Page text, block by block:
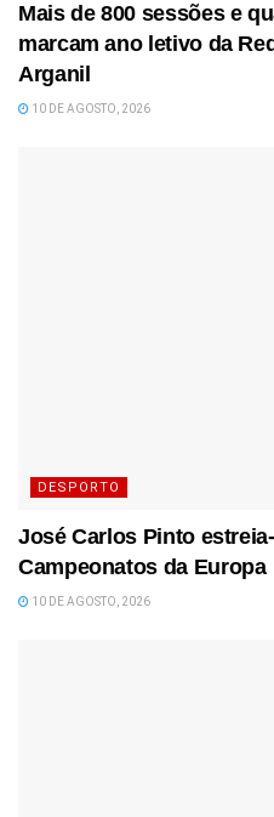
Mais de 800 sessões e
marcam ano letivo da
Arganil
10 DE AGOSTO, 2026
DESPORTO
José Carlos Pinto
Campeonatos da Europa
10 DE AGOSTO, 2026